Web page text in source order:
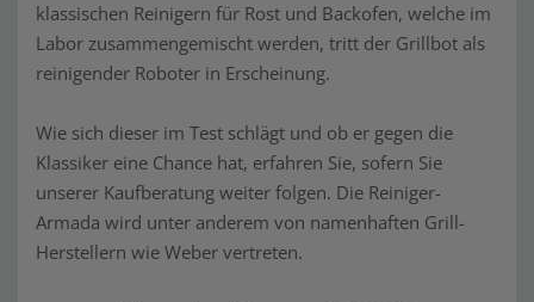
klassischen Reinigern für Rost und Backofen, welche im
Labor zusammengemischt werden, tritt der Grillbot als
reinigender Roboter in Erscheinung.
Wie sich dieser im Test schlägt und ob er gegen die
Klassiker eine Chance hat, erfahren Sie, sofern Sie
unserer Kaufberatung weiter folgen. Die Reiniger-
Armada wird unter anderem von namenhaften Grill-
Herstellern wie Weber vertreten.